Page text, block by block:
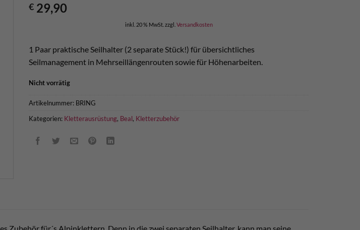
€ 29,90
inkl. 20 % MwSt. zzgl. Versandkosten
1 Paar praktische Seilhalter (2 separate Stück!) für übersichtliches
Seilmanagement in Mehrseillängenrouten sowie für Höhenarbeiten.
Nicht vorrätig
Artikelnummer: BRING
Kategorien: Kletterausrüstung, Beal, Kletterzubehör